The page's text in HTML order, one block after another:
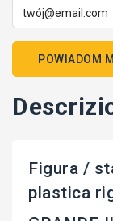
POWIADOM
Figura /
plastica